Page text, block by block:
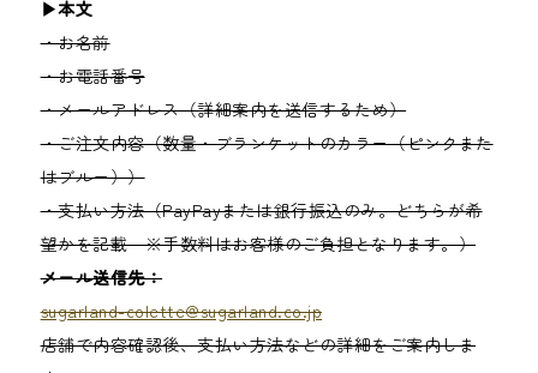
▶︎本文
・お名前
・お電話番号
・メールアドレス（詳細案内を送信するため）
・ご注文内容（数量・ブランケットのカラー（ピンクまた
はブルー））
・支払い方法（PayPayまたは銀行振込のみ。どちらが希
望かを記載 ※手数料はお客様のご負担となります。）
メール送信先：
sugarland-colette@sugarland.co.jp
店舗で内容確認後、支払い方法などの詳細をご案内しま